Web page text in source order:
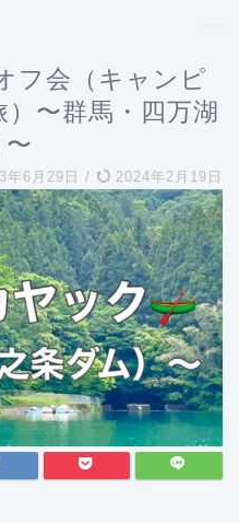
フ会（キャンピ
〜群馬・四万湖
年6月29日 / 2024年2月19日